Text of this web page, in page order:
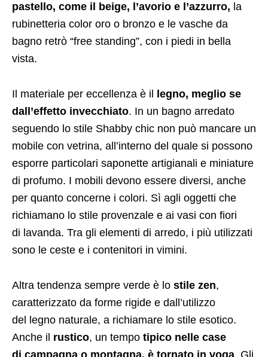
pastello, come il beige, l’avorio e l’azzurro, la
rubinetteria color oro o bronzo e le vasche da
bagno retrò “free standing”, con i piedi in bella
vista.
Il materiale per eccellenza è il
legno, meglio se
dall’effetto invecchiato. In un bagno arredato
seguendo lo stile Shabby chic non può mancare un
mobile con vetrina, all’interno del quale si possono
esporre particolari saponette artigianali e miniature
di profumo. I mobili devono essere diversi, anche
per quanto concerne i colori. Sì agli oggetti che
richiamano lo stile provenzale e ai vasi con fiori
di lavanda. Tra gli elementi di arredo, i più utilizzati
sono le ceste e i contenitori in vimini.
Altra tendenza sempre verde è lo stile zen,
caratterizzato da forme rigide e dall’utilizzo
del legno naturale, a richiamare lo stile esotico.
Anche il rustico, un tempo tipico nelle case
di campagna o montagna, è tornato in voga . Gli